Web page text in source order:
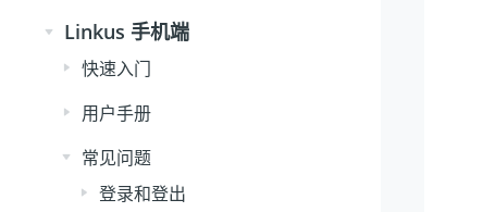
Linkus 手机端
快速入门
用户手册
常见问题
登录和登出